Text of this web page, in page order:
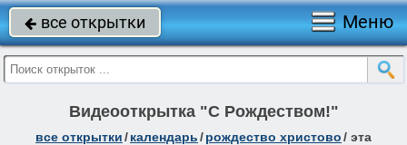
 все открытки Меню
Видеооткрытка "С Рождеством!"
все открытки/календарь/рождество христово/ эта